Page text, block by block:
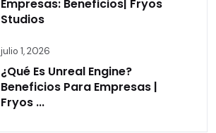
Empresas: Beneficios| Fryos
Studios
julio 1, 2026
¿Qué Es Unreal Engine?
Beneficios Para Empresas |
Fryos ...